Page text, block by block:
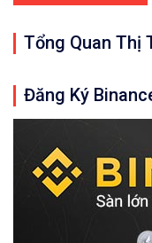
Tổng Quan Thị
Đăng Ký